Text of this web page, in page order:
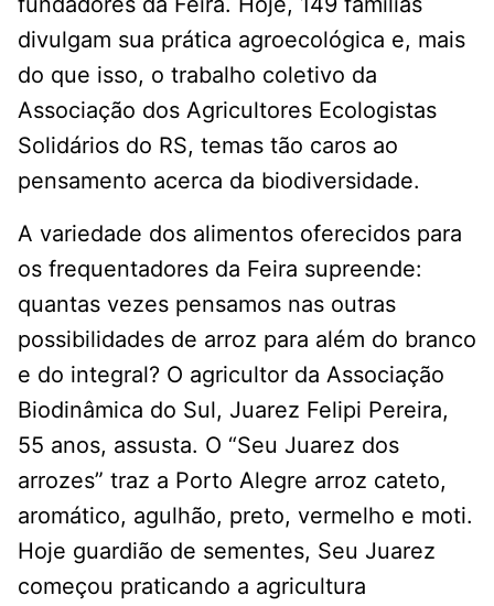
divulgam sua prática agroecológica e, mais
do que isso, o trabalho coletivo da
Associação dos Agricultores Ecologistas
Solidários do RS, temas tão caros ao
pensamento acerca da biodiversidade.
A variedade dos alimentos oferecidos para
os frequentadores da Feira supreende:
quantas vezes pensamos nas outras
possibilidades de arroz para além do branco
e do integral? O agricultor da Associação
Biodinâmica do Sul, Juarez Felipi Pereira,
55 anos, assusta. O “Seu Juarez dos
arrozes” traz a Porto Alegre arroz cateto,
aromático, agulhão, preto, vermelho e moti.
Hoje guardião de sementes, Seu Juarez
começou praticando a agricultura